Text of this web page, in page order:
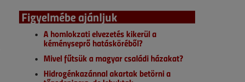
Figyelmébe ajánljuk
A homlokzati elvezetés kikerül a
kéményseprő hatásköréből?
Mivel fűtsük a magyar családi házakat?
Hidrogénkazánnal akartak betörni a